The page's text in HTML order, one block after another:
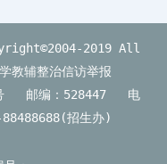
2019 All
教辅整治信访举报
1号 邮编：528447 电
招生办)